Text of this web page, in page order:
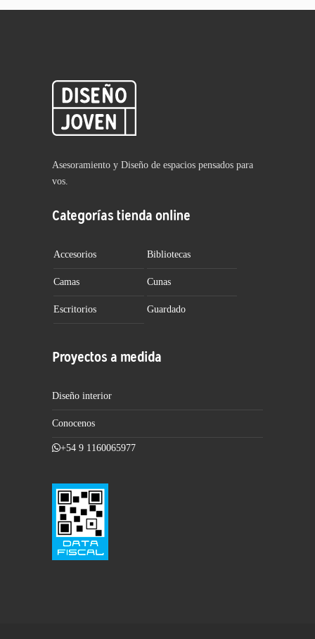
Asesoramiento y Diseño de espacios pensados para
vos.
Categorías tienda online
Accesorios Bibliotecas
Camas Cunas
Escritorios Guardado
Proyectos a medida
Diseño interior
Conocenos
+54 9 1160065977